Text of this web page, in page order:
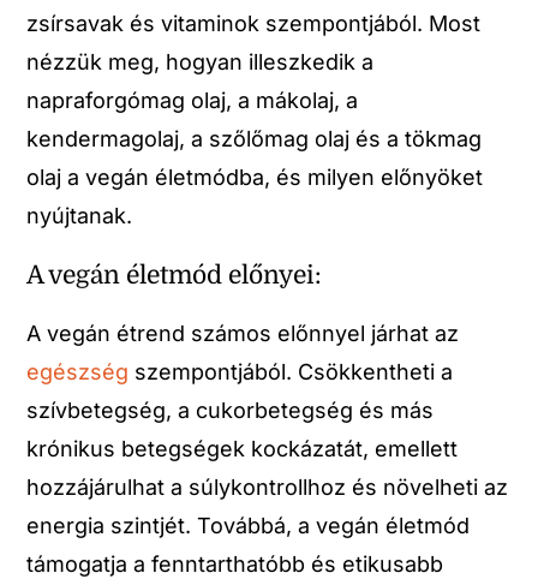
zsírsavak és vitaminok szempontjából. Most
nézzük meg, hogyan illeszkedik a
napraforgómag olaj, a mákolaj, a
kendermagolaj, a szőlőmag olaj és a tökmag
olaj a vegán életmódba, és milyen előnyöket
nyújtanak.
A vegán életmód előnyei:
A vegán étrend számos előnnyel járhat az
egészség szempontjából. Csökkentheti a
szívbetegség, a cukorbetegség és más
krónikus betegségek kockázatát, emellett
hozzájárulhat a súlykontrollhoz és növelheti az
energia szintjét. Továbbá, a vegán életmód
támogatja a fenntarthatóbb és etikusabb